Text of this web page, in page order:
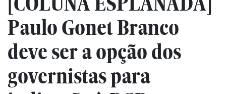
Paulo Gonet Branco
deve ser a opção dos
governistas para